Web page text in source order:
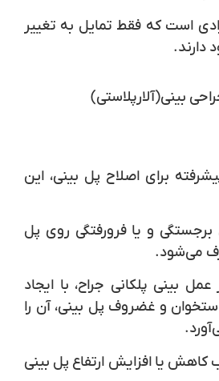
است که فقط تمایل به تغییر
دارند.
برای اصلاح پل بینی، این
و یا فرورفتگی روی پل
می‌شود.
بینی پلکانی جراح، با ایجاد
و غضروف پل بینی، آن را
کاهش یا افزایش ارتفاع پل بینی